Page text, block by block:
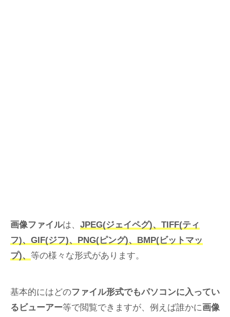
画像ファイルは、 JPEG(ジェイペグ)、TIFF(ティ
フ)、GIF(ジフ)、PNG(ピング)、BMP(ビットマッ
プ)、 等の様々な形式があります。
基本的にはどのファイル形式でもパソコンに入ってい
るビューアー等で閲覧できますが、例えば誰かに画像